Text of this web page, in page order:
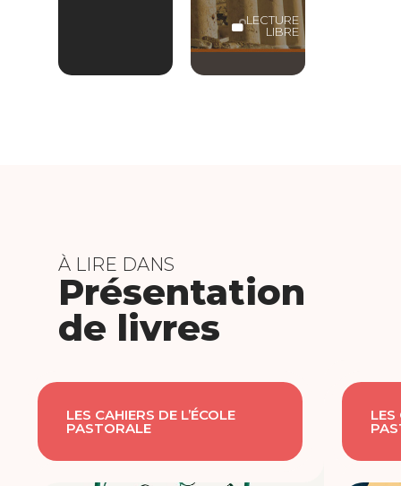
LECTURE
LIBRE
À LIRE DANS
Présentation
de livres
LES CAHIERS DE L’ÉCOLE
PASTORALE
LES